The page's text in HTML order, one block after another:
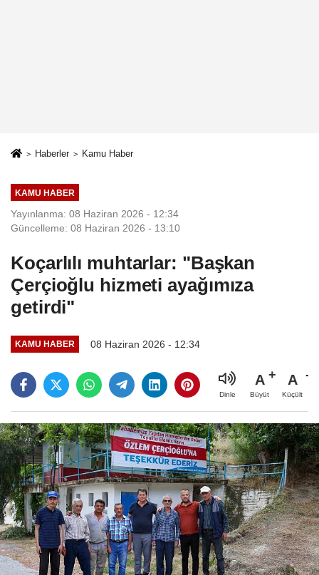
Haberler Kamu Haber
KAMU HABER
Yayınlanma: 08 Haziran 2026 - 12:34
Güncelleme: 08 Haziran 2026 - 13:10
Koçarlılı muhtarlar: "Başkan
Çerçioğlu hizmeti ayağımıza
getirdi"
KAMU HABER 08 Haziran 2026 - 12:34
Dinle
A
Büyüt
A
Küçült